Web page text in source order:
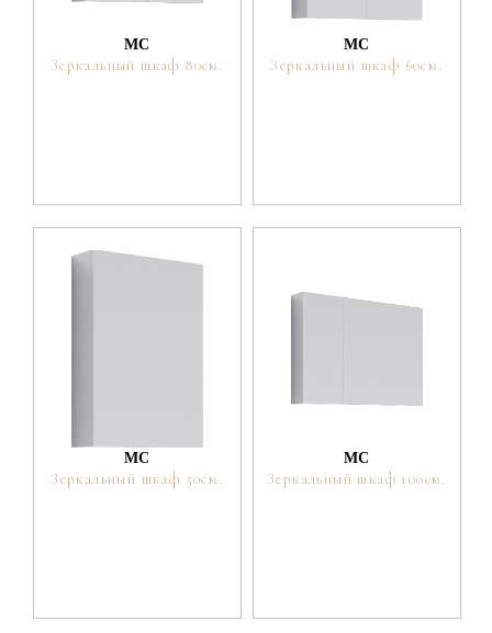
МС
Зеркальный шкаф 80см.
МС
Зеркальный шкаф 60см.
МС
Зеркальный шкаф 50см.
МС
Зеркальный шкаф 100см.